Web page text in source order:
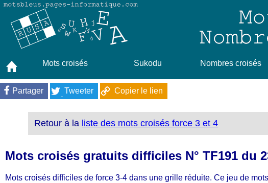
Mots croisés Sukodu Nombres croisés
Partager Tweeter Copier le lien
Retour à la liste des mots croisés force 3 et 4
Mots croisés gratuits difficiles N° TF191 du
Mots croisés difficiles de force 3-4 dans une grille réduite. Ce jeu de